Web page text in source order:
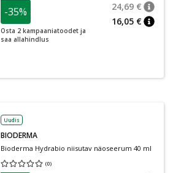
-35%
Osta 2 kampaaniatoodet ja
saa allahindlus
24,69 €
16,05 €
Uudis
BIODERMA
Bioderma Hydrabio niisutav näoseerum 40 ml
(0)
Keskmine hinnang 0.00